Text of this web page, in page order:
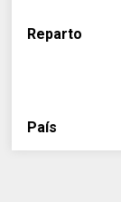
Reparto
País